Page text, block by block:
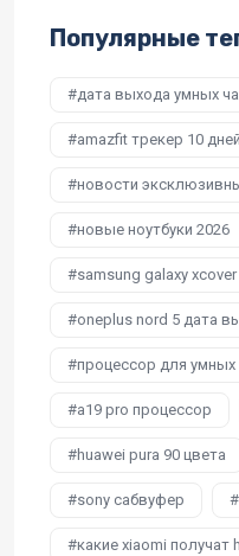
Популярные
дата выхода умных
amazfit трекер 10 дней
новости
новые ноутбуки 2026
samsung galaxy
oneplus nord 5 дата
процессор для умных
a19 pro процессор
huawei pura 90 цвета
sony сабвуфер
какие xiaomi получат